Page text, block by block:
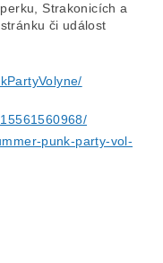
Strakonicích a
či událost
punk-party-vol-